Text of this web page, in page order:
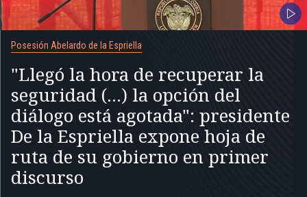
Posesión Abelardo de la Espriella
"Llegó la hora de recuperar la
seguridad (...) la opción del
diálogo está agotada": presidente
De la Espriella expone hoja de
ruta de su gobierno en primer
discurso